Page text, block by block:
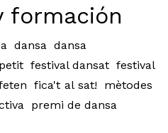
formación
dansa dansa
festival dansat festival
fica't al sat!
mètodes
premi de dansa